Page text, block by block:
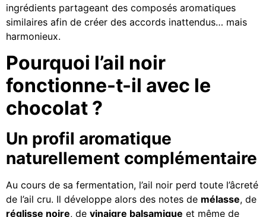
ingrédients partageant des composés aromatiques
similaires afin de créer des accords inattendus… mais
harmonieux.
Pourquoi l’ail noir
fonctionne-t-il avec le
chocolat ?
Un profil aromatique
naturellement complémentaire
Au cours de sa fermentation, l’ail noir perd toute l’âcreté
de l’ail cru. Il développe alors des notes de mélasse, de
réglisse noire, de vinaigre balsamique et même de